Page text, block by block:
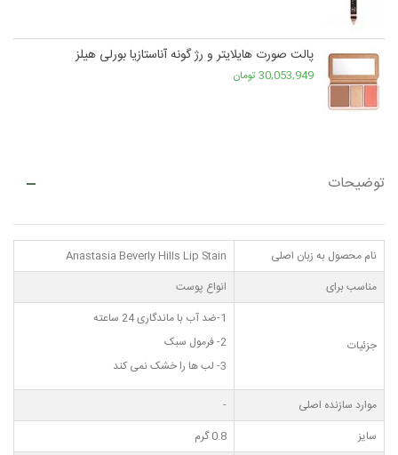
پالت صورت هایلایتر و رژ گونه آناستازیا بورلی هیلز
30,053,949 تومان
توضیحات
نام محصول به زبان اصلی
Anastasia Beverly Hills Lip Stain
مناسب برای
انواع پوست
جزئیات
1-ضد آب با ماندگاری 24 ساعته
2- فرمول سبک
3- لب ها را خشک نمی کند
موارد سازنده اصلی
-
سایز
0.8 گرم